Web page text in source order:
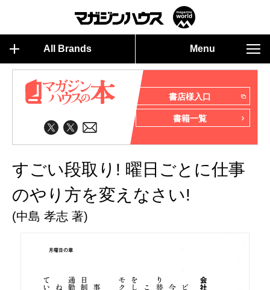
All Brands Menu
書店様入口
書籍一覧
すごい段取り! 曜日ごとに仕事
のやり方を変えなさい!
(中島 孝志 著)